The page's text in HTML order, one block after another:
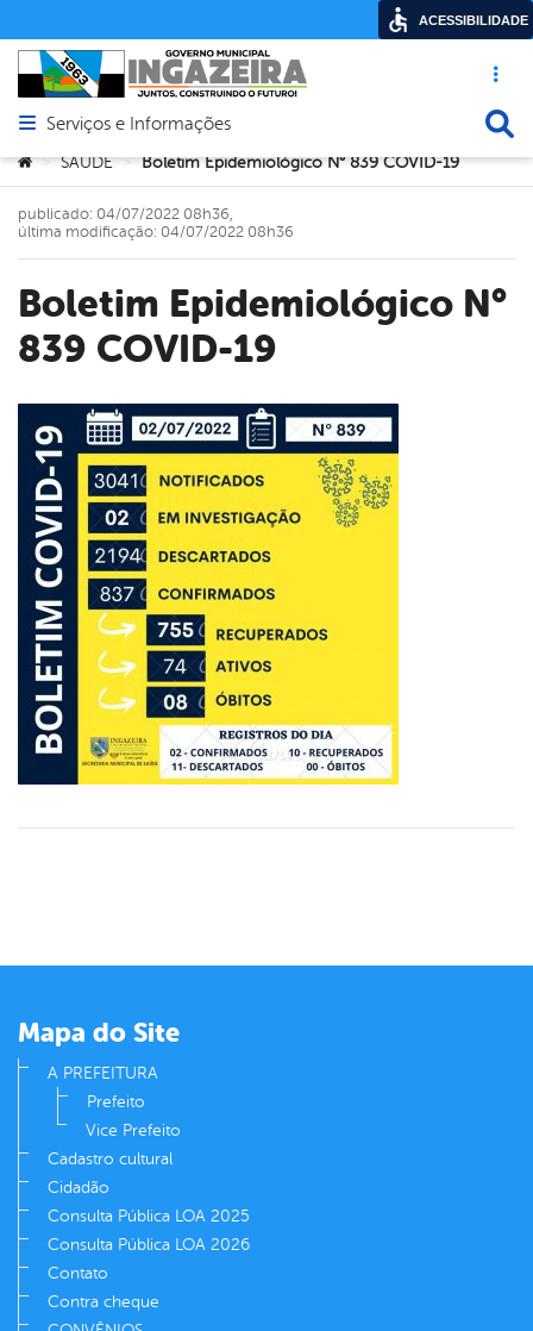
Acesso
Abrir menu principal de navegação
Serviços e Informações
Você está aqui:
> SAÚDE > Boletim Epidemiológico N° 839 COVID-19
Boletim Epidemiológico N°
839 COVID-19
publicado: 04/07/2022 08h36,
última modificação: 04/07/2022 08h36
Mapa do Site
A PREFEITURA
Prefeito
Vice Prefeito
Cadastro cultural
Cidadão
Consulta Pública LOA 2025
Consulta Pública LOA 2026
Contato
Contra cheque
ACESSIBILIDADE